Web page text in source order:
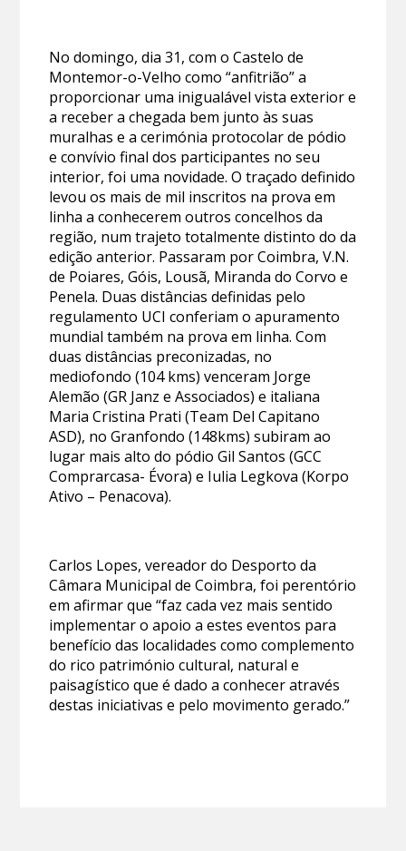
No domingo, dia 31, com o Castelo de
Montemor-o-Velho como “anfitrião” a
proporcionar uma inigualável vista exterior e
a receber a chegada bem junto às suas
muralhas e a cerimónia protocolar de pódio
e convívio final dos participantes no seu
interior, foi uma novidade. O traçado definido
levou os mais de mil inscritos na prova em
linha a conhecerem outros concelhos da
região, num trajeto totalmente distinto do da
edição anterior. Passaram por Coimbra, V.N.
de Poiares, Góis, Lousã, Miranda do Corvo e
Penela. Duas distâncias definidas pelo
regulamento UCI conferiam o apuramento
mundial também na prova em linha. Com
duas distâncias preconizadas, no
mediofondo (104 kms) venceram Jorge
Alemão (GR Janz e Associados) e italiana
Maria Cristina Prati (Team Del Capitano
ASD), no Granfondo (148kms) subiram ao
lugar mais alto do pódio Gil Santos (GCC
Comprarcasa- Évora) e Iulia Legkova (Korpo
Ativo – Penacova).
Carlos Lopes, vereador do Desporto da
Câmara Municipal de Coimbra, foi perentório
em afirmar que “faz cada vez mais sentido
implementar o apoio a estes eventos para
benefício das localidades como complemento
do rico património cultural, natural e
paisagístico que é dado a conhecer através
destas iniciativas e pelo movimento gerado.”